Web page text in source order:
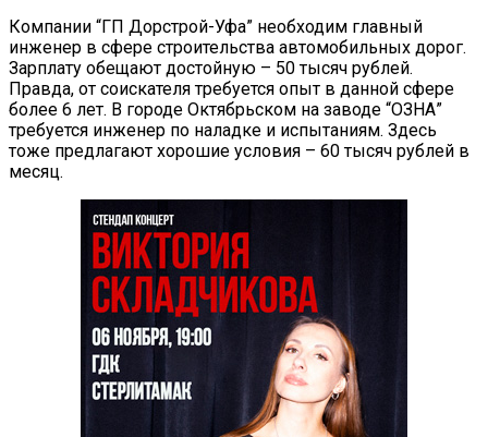
Компании “ГП Дорстрой-Уфа” необходим главный
инженер в сфере строительства автомобильных дорог.
Зарплату обещают достойную – 50 тысяч рублей.
Правда, от соискателя требуется опыт в данной сфере
более 6 лет. В городе Октябрьском на заводе “ОЗНА”
требуется инженер по наладке и испытаниям. Здесь
тоже предлагают хорошие условия – 60 тысяч рублей в
месяц.